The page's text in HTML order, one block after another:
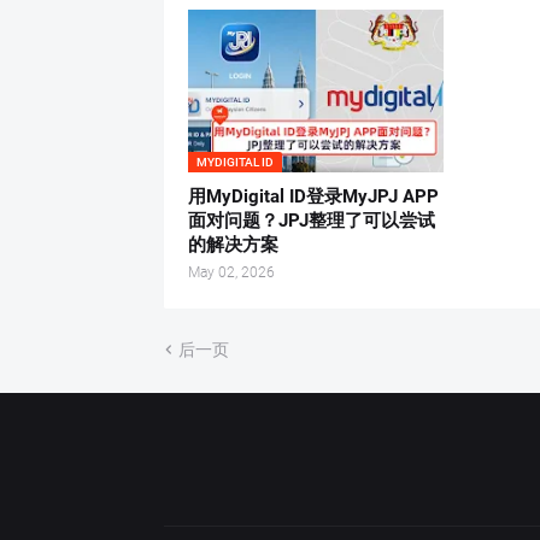
MYDIGITAL ID
用MyDigital ID登录MyJPJ APP
面对问题？JPJ整理了可以尝试
的解决方案
May 02, 2026
后一页